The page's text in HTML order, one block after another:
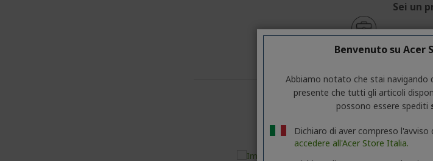
Sei un
Acer Aspire TC
Rif. DT.BRQEH.003
Benvenuto su Acer
Abbiamo notato che stai navigando
presente che tutti gli articoli
possono essere spediti
Dichiaro di aver compreso l'avviso
accedere all'Acer Store Italia.